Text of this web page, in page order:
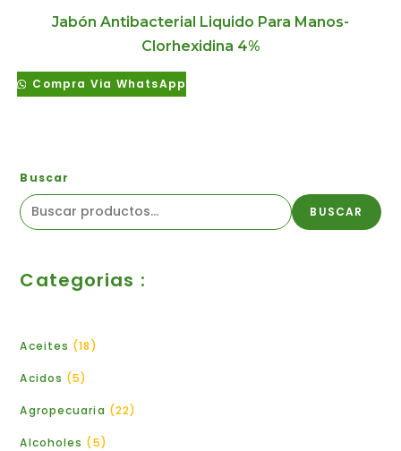
Jabón Antibacterial Liquido Para Manos-
Clorhexidina 4%
Compra Via WhatsApp
Buscar
BUSCAR
Categorias :
Aceites 18
Acidos 5
Agropecuaria 22
Alcoholes 5